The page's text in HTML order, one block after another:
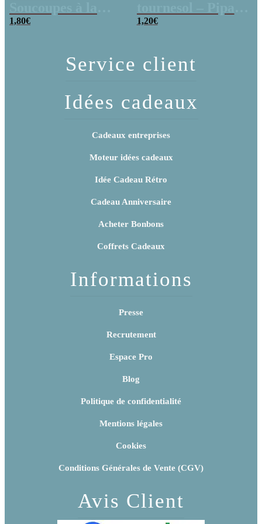
poudre (x20)
1,80€
x 3
1,20€
Service client
Idées cadeaux
Cadeaux entreprises
Moteur idées cadeaux
Idée Cadeau Rétro
Cadeau Anniversaire
Acheter Bonbons
Coffrets Cadeaux
Informations
Presse
Recrutement
Espace Pro
Blog
Politique de confidentialité
Mentions légales
Cookies
Conditions Générales de Vente (CGV)
Avis Client